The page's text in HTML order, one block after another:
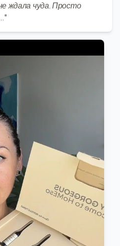
ждала чуда. Просто